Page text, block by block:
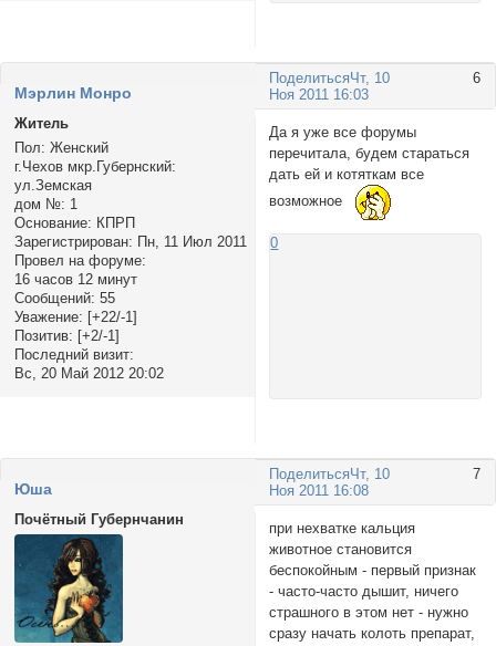
Поделиться 6
Чт, 10
Ноя 2011 16:03
Мэрлин Монро
Житель
Пол: Женский
г.Чехов мкр.Губернский:
ул.Земская
дом №: 1
Основание: КПРП
Зарегистрирован: Пн, 11 Июл 2011
Провел на форуме:
16 часов 12 минут
Сообщений: 55
Уважение: [+22/-1]
Позитив: [+2/-1]
Последний визит:
Вс, 20 Май 2012 20:02
Да я уже все форумы
перечитала, будем стараться
дать ей и котяткам все
возможное
0
Поделиться 7
Чт, 10
Ноя 2011 16:08
Юша
Почётный Губернчанин
при нехватке кальция
животное становится
беспокойным - первый признак
- часто-часто дышит, ничего
страшного в этом нет - нужно
сразу начать колоть препарат,